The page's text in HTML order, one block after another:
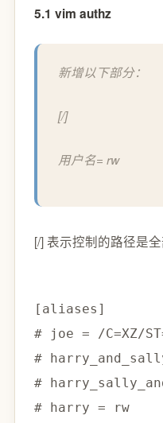
5.1 vim authz
新增以下部分：
[/]
用户名= rw
[/] 表示控制的路径是
[ aliases ]
# joe = /C=XZ/
#
#
# harry = rw